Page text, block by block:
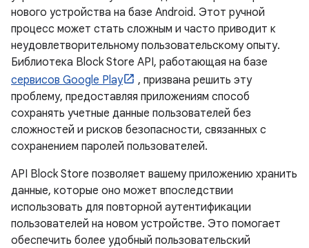
нового устройства на базе Android. Этот ручной
процесс может стать сложным и часто приводит к
неудовлетворительному пользовательскому опыту.
Библиотека Block Store API, работающая на базе
сервисов Google Play
, призвана решить эту
проблему, предоставляя приложениям способ
сохранять учетные данные пользователей без
сложностей и рисков безопасности, связанных с
сохранением паролей пользователей.
API Block Store позволяет вашему приложению хранить
данные, которые оно может впоследствии
использовать для повторной аутентификации
пользователей на новом устройстве. Это помогает
обеспечить более удобный пользовательский